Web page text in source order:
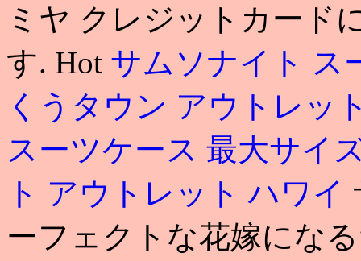
ミヤ クレジットカード
す. Hot サムソナイト ス
くうタウン アウトレッ
スーツケース 最大サイ
ト アウトレット ハワイ
ーフェクトな花嫁にな